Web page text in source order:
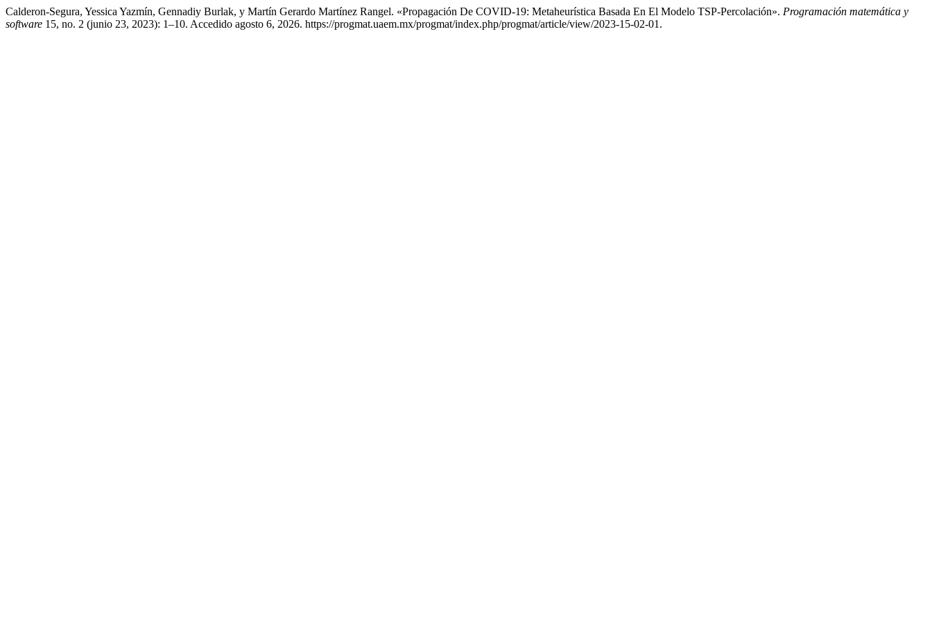
Calderon-Segura, Yessica Yazmín, Gennadiy Burlak, y Martín Gerardo Martínez Rangel. «Propagación De COVID-19: Metaheurística Basada En El Modelo TSP-Percolación». Programación matemática y
software 15, no. 2 (junio 23, 2023): 1–10. Accedido agosto 6, 2026. https://progmat.uaem.mx/progmat/index.php/progmat/article/view/2023-15-02-01.